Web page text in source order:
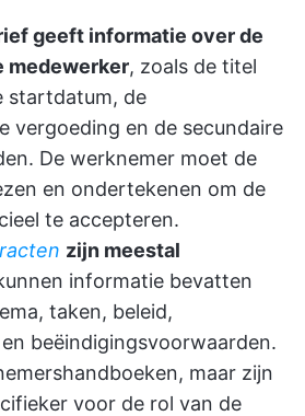
geeft informatie over de
medewerker, zoals de titel
startdatum, de
vergoeding en de secundaire
De werknemer moet de
en ondertekenen om de
te accepteren.
zijn meestal
informatie bevatten
taken, beleid,
beëindigingsvoorwaarden.
maar zijn
voor de rol van de